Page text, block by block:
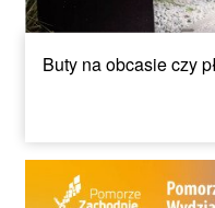
Buty na obcasie czy